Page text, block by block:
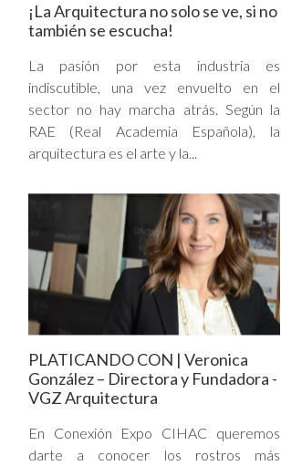
¡La Arquitectura no solo se ve, si no
también se escucha!
La pasión por esta industria es
indiscutible, una vez envuelto en el
sector no hay marcha atrás. Según la
RAE (Real Academia Española), la
arquitectura es el arte y la...
PLATICANDO CON | Veronica
González – Directora y Fundadora -
VGZ Arquitectura
En Conexión Expo CIHAC queremos
darte a conocer los rostros más